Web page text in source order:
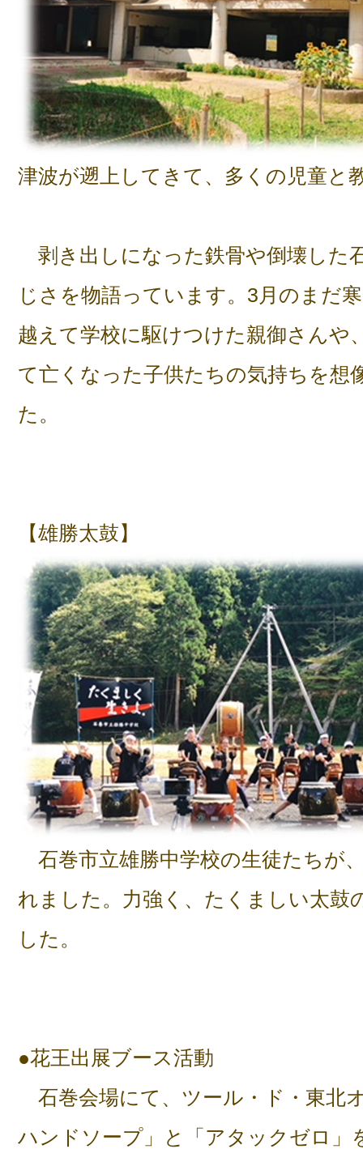
津波が遡上してきて、多くの児童と
剥き出しになった鉄骨や倒壊した
じさを物語っています。3月のまだ
越えて学校に駆けつけた親御さんや
て亡くなった子供たちの気持ちを想
た。
【雄勝太鼓】
石巻市立雄勝中学校の生徒たちが
れました。力強く、たくましい太鼓
した。
●花王出展ブース活動
石巻会場にて、ツール・ド・東北
ハンドソープ」と「アタックゼロ」